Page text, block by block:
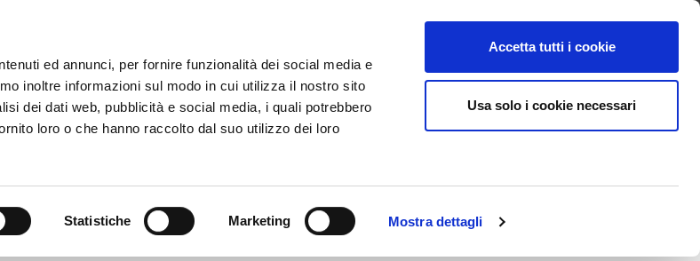
ed annunci, per fornire funzionalità dei social media e
inoltre informazioni sul modo in cui utilizza il nostro sito
dei dati web, pubblicità e social media, i quali potrebbero
loro o che hanno raccolto dal suo utilizzo dei loro
Statistiche Marketing Mostra dettagli
Accetta tutti i cookie
Usa solo i cookie necessari
Supporto Apri ticket Scarica l’APP